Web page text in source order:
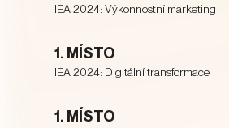
IEA 2024: Výkonnostní marketing
1. MÍSTO
IEA 2024: Digitální transformace
1. MÍSTO